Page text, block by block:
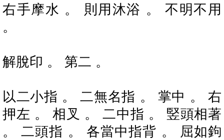
右手摩水 。 則用沐浴 。 不明不用
。
解脫印 。 第二 。
以二小指 。 二無名指 。 掌中 。 右
押左 。 相叉 。 二中指 。 竪頭相著
。 二頭指 。 各當中指背 。 屈如鉤